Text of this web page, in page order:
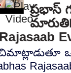
ప్రభాస్